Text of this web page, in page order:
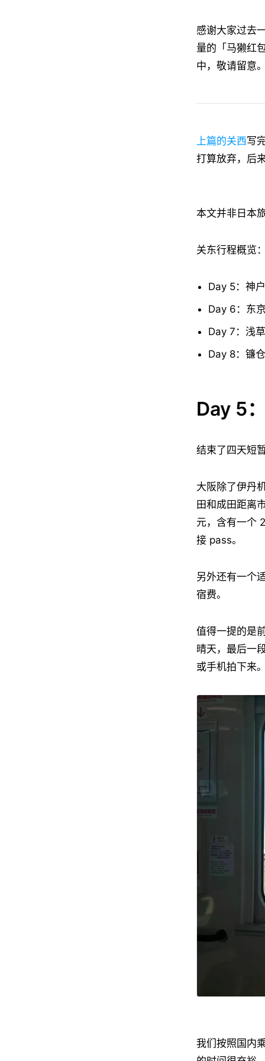
感谢大家过去
量的「马獭红
中，敬请留意
上篇的关西写
打算放弃，后
本文并非日本
关东行程概览
Day 5：神
Day 6：东
Day 7：浅
Day 8：镰
Day 5
结束了四天短
大阪除了伊丹
田和成田距离
元，含有一个
接 pass。
另外还有一个
宿费。
值得一提的是
晴天，最后一
或手机拍下来
我们按照国内